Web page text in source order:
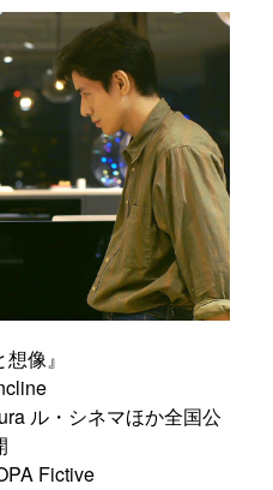
想像』
ル・シネマほか全国公
Fictive